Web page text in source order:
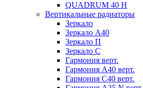
QUADRUM 40 H
Вертикальные радиаторы
Зеркало
Зеркало А40
Зеркало П
Зеркало С
Гармония верт.
Гармония А40 верт.
Гармония С40 верт.